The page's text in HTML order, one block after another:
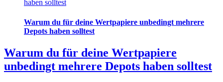
haben solltest
Warum du für deine Wertpapiere unbedingt mehrere
Depots haben solltest
Warum du für deine Wertpapiere
unbedingt mehrere Depots haben solltest